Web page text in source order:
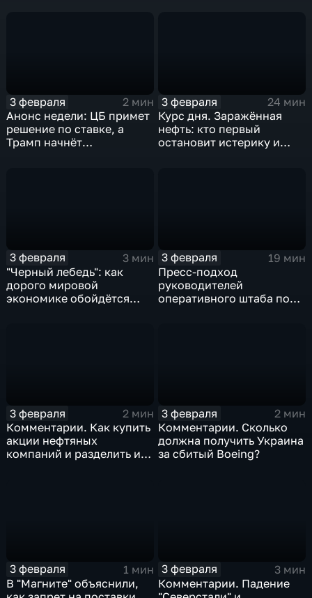
3 февраля
2 мин
Анонс недели: ЦБ примет
решение по ставке, а
Трамп начнёт
3 февраля
24 мин
Курс дня. Заражённая
нефть: кто первый
остановит истерику и
3 февраля
3 мин
"Черный лебедь": как
дорого мировой
экономике обойдётся
3 февраля
19 мин
Пресс-подход
руководителей
оперативного штаба по
3 февраля
2 мин
Комментарии. Как купить
акции нефтяных
компаний и разделить их
3 февраля
2 мин
Комментарии. Сколько
должна получить Украина
за сбитый Boeing?
3 февраля
1 мин
В "Магните" объяснили,
3 февраля
3 мин
Комментарии. Падение